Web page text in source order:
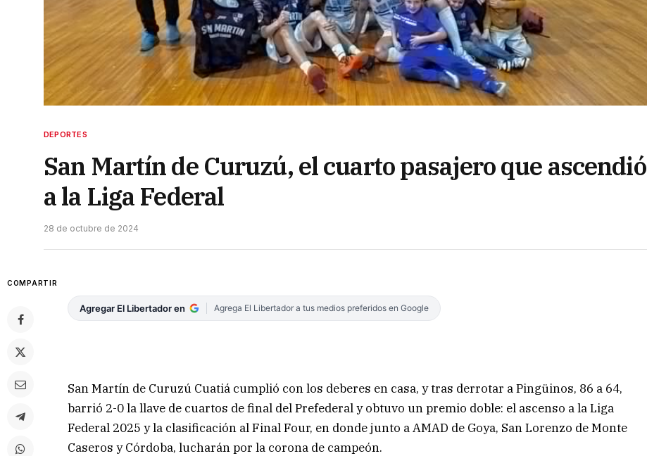
DEPORTES
San Martín de Curuzú, el cuarto pasajero que ascendió
a la Liga Federal
28 de octubre de 2024
COMPARTIR
Agregar El Libertador en Agrega El Libertador a tus medios preferidos en Google
San Martín de Curuzú Cuatiá cumplió con los deberes en casa, y tras derrotar a Pingüinos, 86 a 64,
barrió 2-0 la llave de cuartos de final del Prefederal y obtuvo un premio doble: el ascenso a la Liga
Federal 2025 y la clasificación al Final Four, en donde junto a AMAD de Goya, San Lorenzo de Monte
Caseros y Córdoba, lucharán por la corona de campeón.